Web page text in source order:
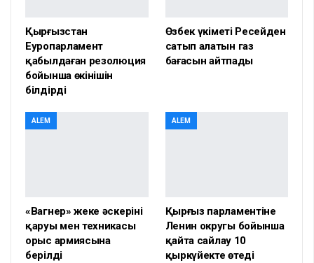
Қырғызстан
Еуропарламент
қабылдаған резолюция
бойынша өкінішін
білдірді
Өзбек үкіметі Ресейден
сатып алатын газ
бағасын айтпады
ALEM
«Вагнер» жеке әскерінің
қаруы мен техникасы
орыс армиясына
берілді
ALEM
Қырғыз парламентіне
Ленин округы бойынша
қайта сайлау 10
қыркүйекте өтеді